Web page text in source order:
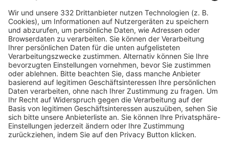
HÄUFIG BESUCHTE SEITEN
Pässe und Vereinswechsel
Trainerausbildung
Schulungsangebot Vereinsmitarbeiter
BFV-Geschäftsstellen
Trainerbörse
Login SpielPlus
FOLGE DEM BFV